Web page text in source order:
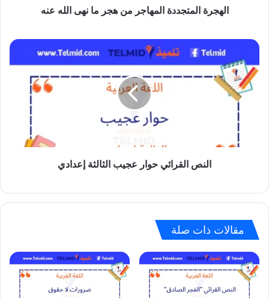
الهجرة المتجددة المهاجر من هجر ما نهى الله عنه
النص
القرائي
حوار
عجيب
الثالثة
إعدادي
النص القرائي حوار عجيب الثالثة إعدادي
مقالات ذات صلة